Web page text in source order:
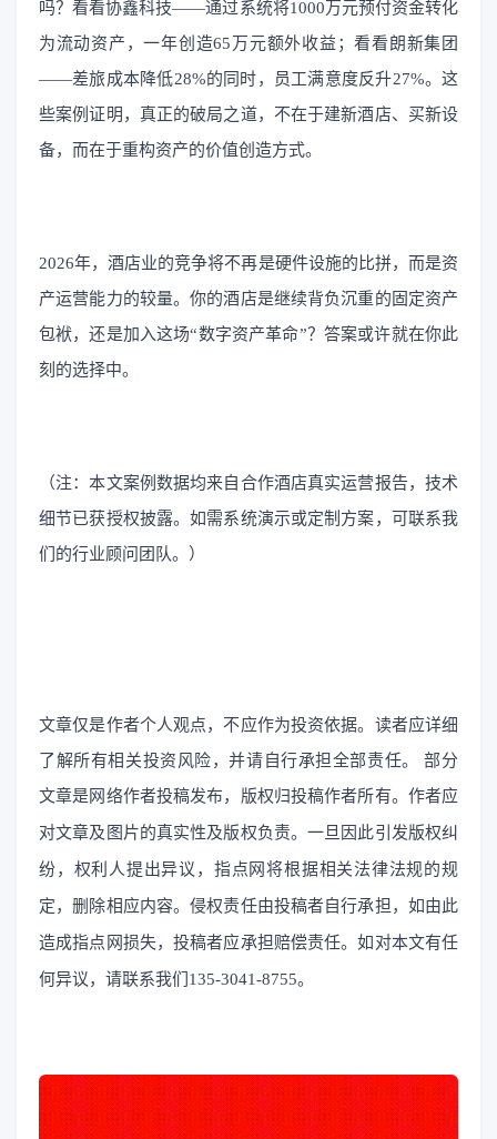
吗？看看协鑫科技——通过系统将1000万元预付资金转化
为流动资产，一年创造65万元额外收益；看看朗新集团
——差旅成本降低28%的同时，员工满意度反升27%。这
些案例证明，真正的破局之道，不在于建新酒店、买新设
备，而在于重构资产的价值创造方式。
2026年，酒店业的竞争将不再是硬件设施的比拼，而是资
产运营能力的较量。你的酒店是继续背负沉重的固定资产
包袱，还是加入这场“数字资产革命”？答案或许就在你此
刻的选择中。
（注：本文案例数据均来自合作酒店真实运营报告，技术
细节已获授权披露。如需系统演示或定制方案，可联系我
们的行业顾问团队。）
文章仅是作者个人观点，不应作为投资依据。读者应详细
了解所有相关投资风险，并请自行承担全部责任。
部分
文章是网络作者投稿发布， 版权归投稿作者所有。作者应
对文章及图片的真实性及版权负责。一旦因此引发版权纠
纷，权利人提出异议，指点网将根据相关法律法规的规
定，删除相应内容。侵权责任由投稿者自行承担，如由此
造成指点网损失，投稿者应承担赔偿责任。如对本文有任
何异议，请联系我们135-3041-8755。